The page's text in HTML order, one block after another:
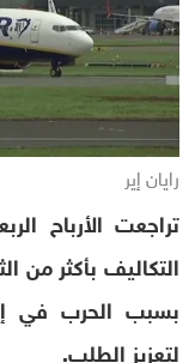
رايان إير
تراجعت الأرباح
التكاليف بأكثر
بسبب الحرب في
لتعزيز الطلب.